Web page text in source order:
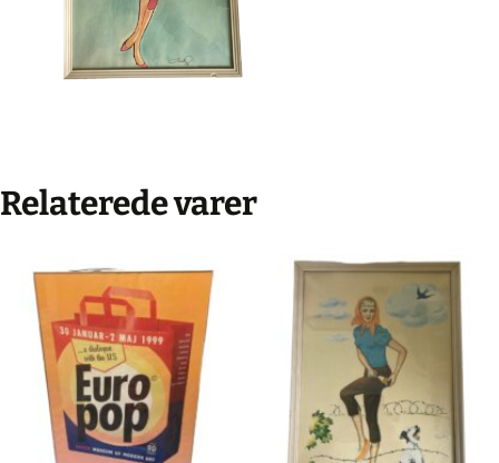
Relaterede varer